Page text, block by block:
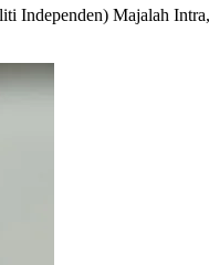
Independen) Majalah